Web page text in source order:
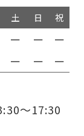
土 日
祝
━ ━
━
━ ━ ━
〜17:30